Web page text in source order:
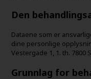
Den
Dataene som er
dine personlige
Vestergade 1, 1. th. 7800
Grunnlag for